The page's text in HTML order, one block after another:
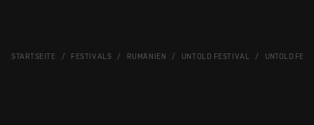
STARTSEITE FESTIVALS RUMÄNIEN UNTOLD FESTIVAL UNTOLD